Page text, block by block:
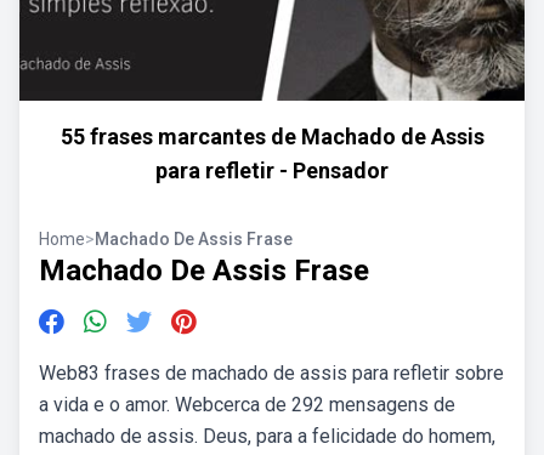
55 frases marcantes de Machado de Assis
para refletir - Pensador
Home>Machado De Assis Frase
Machado De Assis Frase
Web83 frases de machado de assis para refletir sobre
a vida e o amor. Webcerca de 292 mensagens de
machado de assis. Deus, para a felicidade do homem,